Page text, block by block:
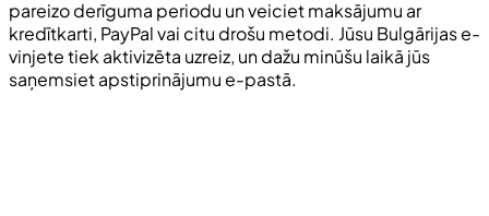
pareizo derīguma periodu un veiciet maksājumu ar
kredītkarti, PayPal vai citu drošu metodi. Jūsu Bulgārijas e-
vinjete tiek aktivizēta uzreiz, un dažu minūšu laikā jūs
saņemsiet apstiprinājumu e-pastā.